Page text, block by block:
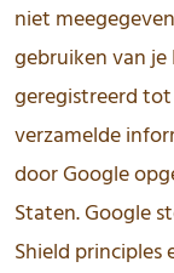
niet
gebruiken van
geregistreerd
verzamelde
door Google
Staten. Google
Shield principles